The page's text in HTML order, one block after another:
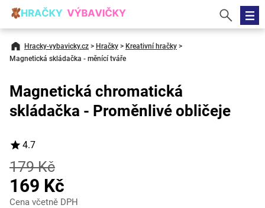
Hracky-vybavicky.cz > Hračky > Kreativní hračky >
Magnetická skládačka - měnící tváře
Magnetická chromatická
skládačka - Proměnlivé obličeje
4.7
179 Kč
169 Kč
Cena včetně DPH